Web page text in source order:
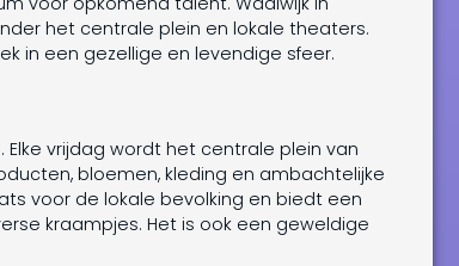
het centrale plein en lokale theaters.
in een gezellige en levendige sfeer.
vrijdag wordt het centrale plein van
bloemen, kleding en ambachtelijke
voor de lokale bevolking en biedt een
kraampjes. Het is ook een geweldige